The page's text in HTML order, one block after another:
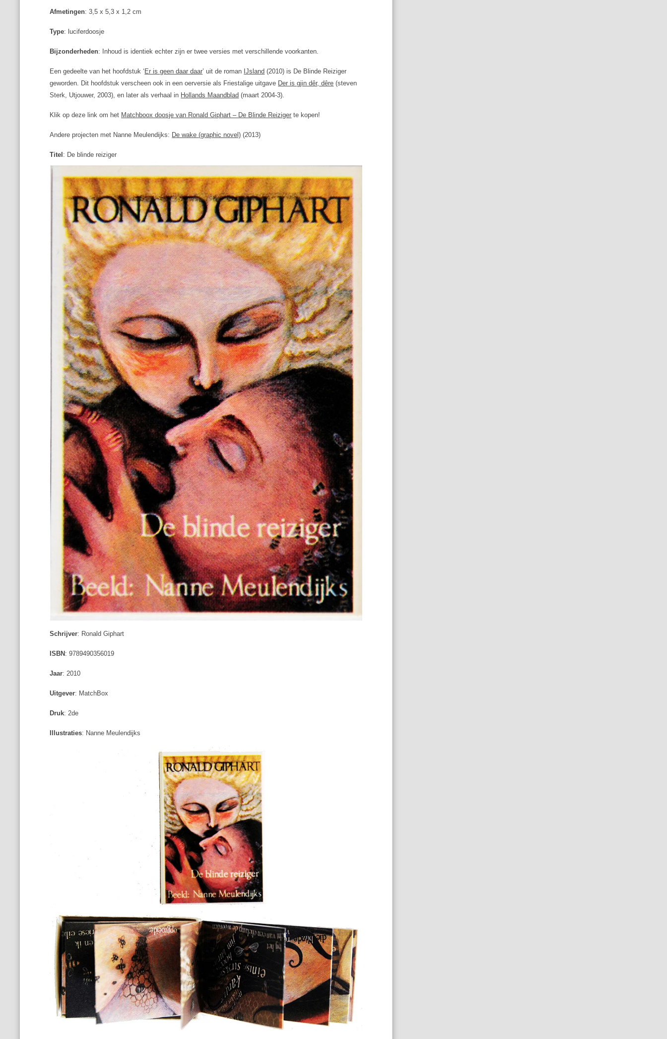
Afmetingen: 3,5 x 5,3 x 1,2 cm
Type: luciferdoosje
Bijzonderheden: Inhoud is identiek echter zijn er twee versies met verschillende voorkanten.
Een gedeelte van het hoofdstuk ‘ Er is geen daar daar’ uit de roman IJsland (2010) is De Blinde Reiziger
geworden. Dit hoofdstuk verscheen ook in een oerversie als Friestalige uitgave Der is gjin dêr, dêre (steven
Sterk, Utjouwer, 2003), en later als verhaal in Hollands Maandblad (maart 2004-3).
Klik op deze link om het Matchboox doosje van Ronald Giphart – De Blinde Reiziger te kopen!
Andere projecten met Nanne Meulendijks: De wake (graphic novel) (2013)
Titel : De blinde reiziger
Schrijver: Ronald Giphart
ISBN : 9789490356019
Jaar: 2010
Uitgever: MatchBox
Druk: 2de
Illustraties: Nanne Meulendijks